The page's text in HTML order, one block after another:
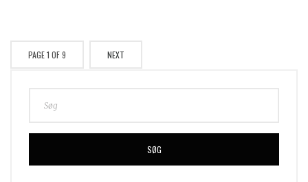
PAGE 1 OF 9 NEXT
SØG